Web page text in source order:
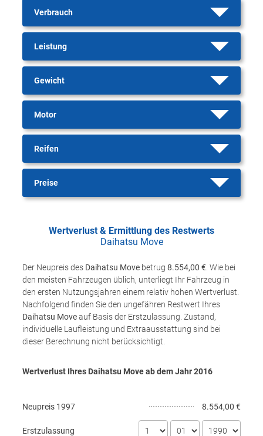
Verbrauch
Leistung
Gewicht
Motor
Reifen
Preise
Wertverlust & Ermittlung des Restwerts
Daihatsu Move
Der Neupreis des Daihatsu Move betrug 8.554,00 € . Wie bei
den meisten Fahrzeugen üblich, unterliegt Ihr Fahrzeug in
den ersten Nutzungsjahren einem relativ hohen Wertverlust.
Nachfolgend finden Sie den ungefähren Restwert Ihres
Daihatsu Moveauf Basis der Erstzulassung. Zustand,
individuelle Laufleistung und Extraausstattung sind bei
dieser Berechnung nicht berücksichtigt.
Wertverlust Ihres Daihatsu Move ab dem Jahr2016
Neupreis 1997 8.554,00 €
Erstzulassung